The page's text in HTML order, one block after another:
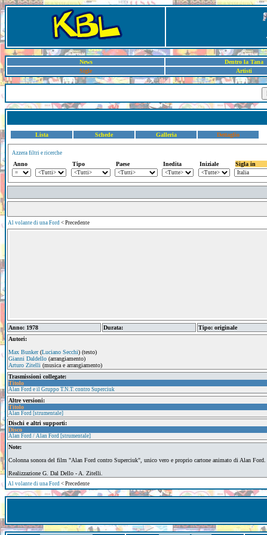
News Dentro la Tana
Sigle
Artisti
Lista Schede Galleria Dettaglio
Azzera filtri e ricerche
Anno Tipo Paese Inedita Iniziale Sigla in
Al volante di una Ford < Precedente
Anno: 1978 Durata: Tipo: originale
Autori:
Max Bunker(Luciano Secchi) (testo)
Gianni Daldello (arrangiamento)
Arturo Zitelli (musica e arrangiamento)
Trasmissioni collegate:
Titolo
Alan Ford e il Gruppo T.N.T. contro Superciuk
Altre versioni:
Titolo
Alan Ford [strumentale]
Dischi e altri supporti:
Disco
Alan Ford / Alan Ford [strumentale]
Note:
Colonna sonora del film "Alan Ford contro Superciuk", unico vero e proprio cartone animato di Alan Ford.
Realizzazione G. Dal Dello - A. Zitelli.
Al volante di una Ford < Precedente